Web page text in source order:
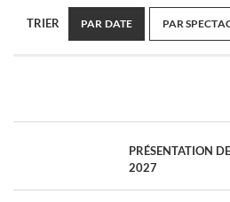
TRIER PAR DATE PAR
PRÉSENTATION
2027